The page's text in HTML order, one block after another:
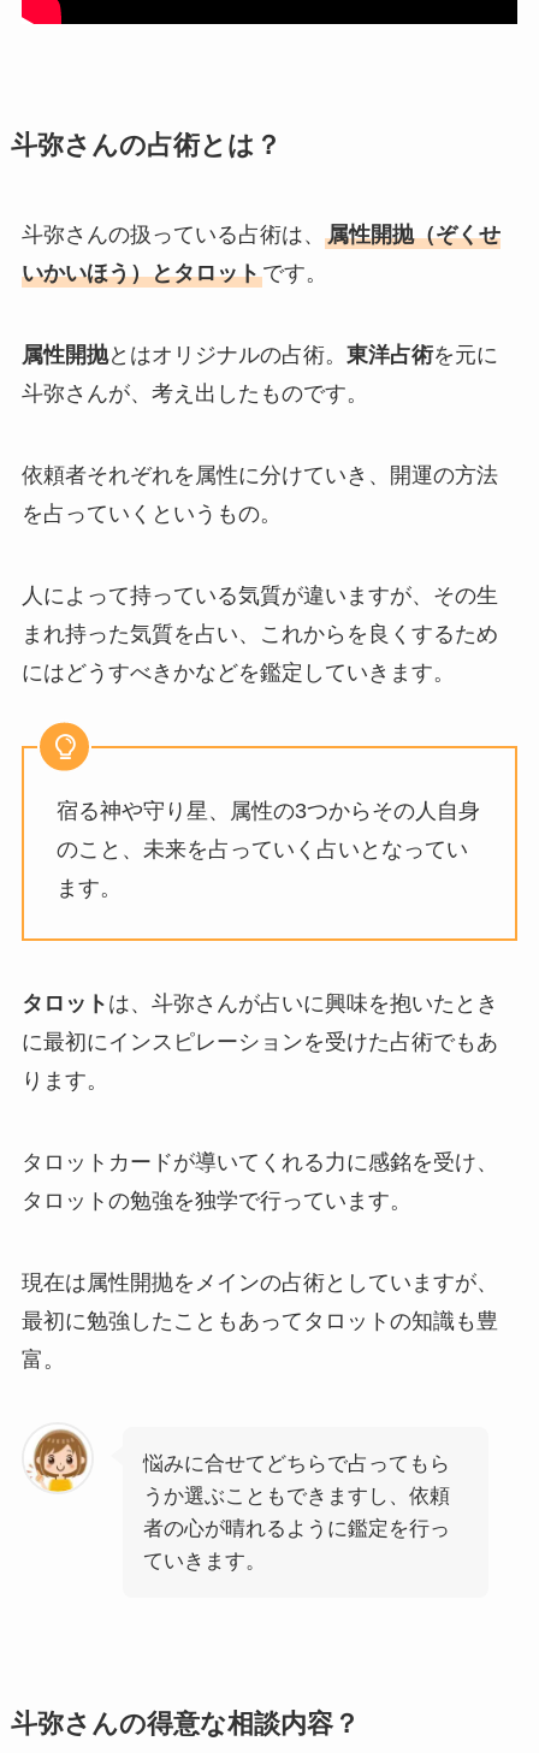
斗弥さんの占術とは？
斗弥さんの扱っている占術は、 属性開抛（ぞくせ
いかいほう）とタロットです。
属性開抛とはオリジナルの占術。 東洋占術を元に
斗弥さんが、考え出したものです。
依頼者それぞれを属性に分けていき、開運の方法
を占っていくというもの。
人によって持っている気質が違いますが、その生
まれ持った気質を占い、これからを良くするため
にはどうすべきかなどを鑑定していきます。
宿る神や守り星、属性の3つからその人自身
のこと、未来を占っていく占いとなってい
ます。
タロット は、斗弥さんが占いに興味を抱いたとき
に最初にインスピレーションを受けた占術でもあ
ります。
タロットカードが導いてくれる力に感銘を受け、
タロットの勉強を独学で行っています。
現在は属性開抛をメインの占術としていますが、
最初に勉強したこともあってタロットの知識も豊
富。
悩みに合せてどちらで占ってもら
うか選ぶこともできますし、依頼
者の心が晴れるように鑑定を行っ
ていきます。
斗弥さんの得意な相談内容？